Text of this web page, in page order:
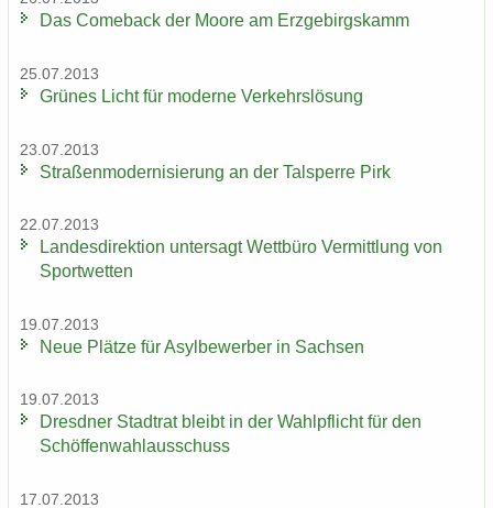
Das Come­back der Moore am Erz­ge­birgs­kamm
25.07.2013
Grü­nes Licht für mo­der­ne Ver­kehrs­lö­sung
23.07.2013
Stra­ßen­mo­der­ni­sie­rung an der Tal­sper­re Pirk
22.07.2013
Lan­des­di­rek­ti­on un­ter­sagt Wett­bü­ro Ver­mitt­lung von
Sport­wet­ten
19.07.2013
Neue Plät­ze für Asyl­be­wer­ber in Sach­sen
19.07.2013
Dresd­ner Stadt­rat bleibt in der Wahl­pflicht für den
Schöf­fen­wahl­aus­schuss
17.07.2013